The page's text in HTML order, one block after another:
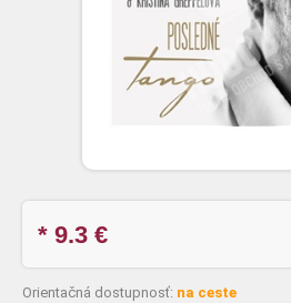
* 9.3 €
Orientačná dostupnosť: na ceste